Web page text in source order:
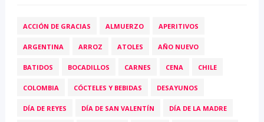
ACCIÓN DE GRACIAS ALMUERZO APERITIVOS
ARGENTINA ARROZ ATOLES AÑO NUEVO
BATIDOS BOCADILLOS CARNES CENA CHILE
COLOMBIA CÓCTELES Y BEBIDAS DESAYUNOS
DÍA DE REYES DÍA DE SAN VALENTÍN DÍA DE LA MADRE